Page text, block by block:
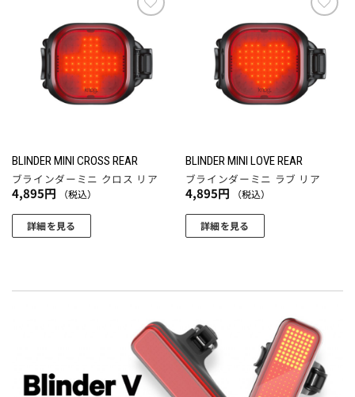
に入
りに
BLINDER MINI CROSS REAR
ブラインダーミニ クロス リア
4,895円 （税込）
詳細を見る
に入
りに
BLINDER MINI LOVE REAR
ブラインダーミニ ラブ リア
4,895円 （税込）
詳細を見る